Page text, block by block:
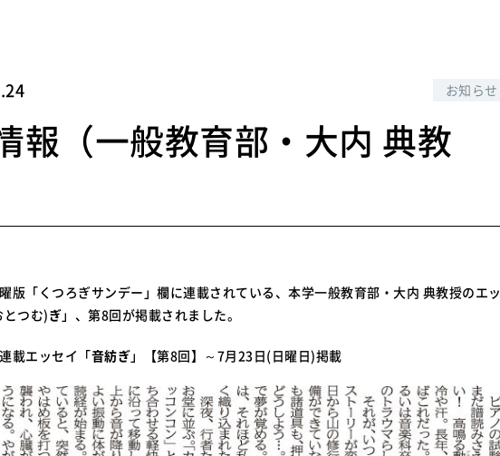
お知らせ
報（一般教育部・大内 典教
版「くつろぎサンデー」欄に連載されている、本学一般教育部・大内 典教授のエッ
とつむ)ぎ」、第8回が掲載されました。
載エッセイ「音紡ぎ」【第8回】～7月23日(日曜日)掲載